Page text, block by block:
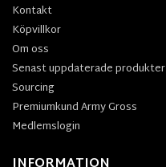
Kontakt
Köpvillkor
Om oss
Senast uppdaterade produkter
Sourcing
Premiumkund Army Gross
Medlemslogin